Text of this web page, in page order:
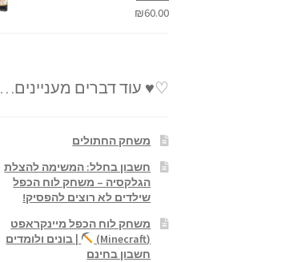
₪60.00
♡♥ עוד דברים מעניינים…
משחק החתולים
חשבון בחלל: המשימה להצלת
הגלקסיה – משחק לוח הכפל
שילדים לא רוצים להפסיק!
משחק לוח הכפל מיינקראפט
(Minecraft)
| בונים ולומדים
חשבון בחינם